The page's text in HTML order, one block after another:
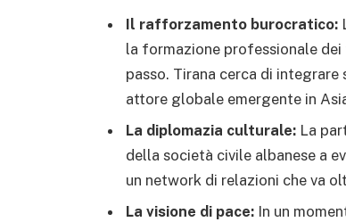
Il rafforzamento burocratico:
la formazione professionale dei
passo. Tirana cerca di
attore globale emergente in
La diplomazia culturale: La
della società civile albanese a
un network di relazioni che va
La visione di pace: In un